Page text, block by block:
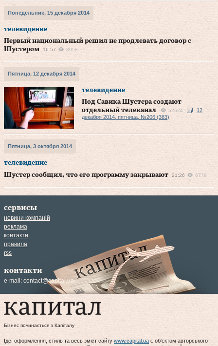
Понедельник, 15 декабря 2014
телевидение
Первый национальный решил не продлевать договор с
Шустером
16:57 8958
Пятница, 12 декабря 2014
телевидение
Под Савика Шустера создают
отдельный телеканал
52624
12
декабря 2014, пятница, №206 (383)
Пятница, 3 октября 2014
телевидение
Шустер сообщил, что его программу закрывают
21:26 6779
сервисы
новини компаній
реклама
контакти
правила
rss
контакти
e-mail: contact@capital.ua
Бізнес починається з Капіталу
Ідеї оформлення, стиль та весь зміст сайту www.capital.ua є об'єктом авторського